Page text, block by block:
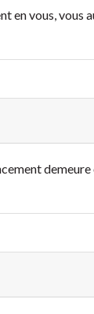
en vous, vous
demeure